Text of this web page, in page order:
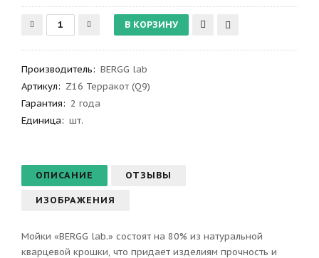
Производитель: BERGG lab
Артикул: Z16 Терракот (Q9)
Гарантия: 2 года
Единица: шт.
ОПИСАНИЕ ОТЗЫВЫ
ИЗОБРАЖЕНИЯ
Мойки «BERGG lab.» состоят на 80% из натуральной
кварцевой крошки, что придает изделиям прочность и